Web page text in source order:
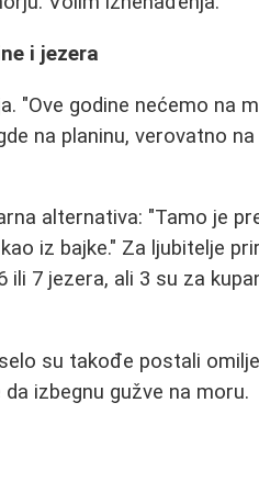
i jezera
"Ove godine nećemo na
na planinu, verovatno
alternativa: "Tamo je
iz bajke." Za ljubitelje
ili 7 jezera, ali 3 su za
su takođe postali
izbegnu gužve na moru.